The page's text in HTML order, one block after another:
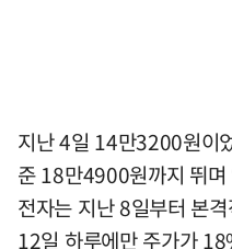
지난 4일 14만3200원이
준 18만4900원까지 뛰
전자는 지난 8일부터 본
12일 하루에만 주가가